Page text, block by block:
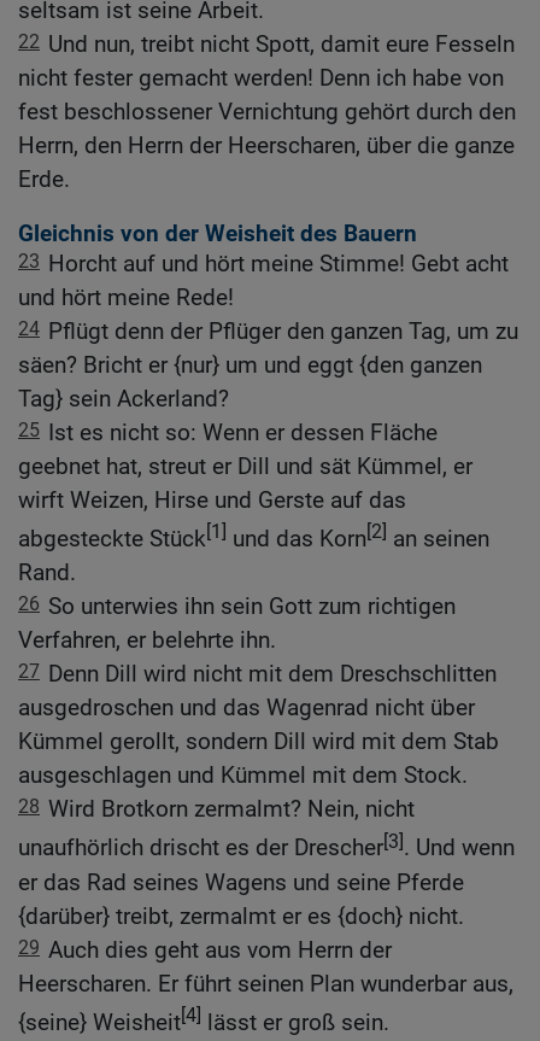
seltsam ist seine Arbeit.
22 Und nun, treibt nicht Spott, damit eure Fesseln
nicht fester gemacht werden! Denn ich habe von
fest beschlossener Vernichtung gehört durch den
Herrn, den Herrn der Heerscharen, über die ganze
Erde.
Gleichnis von der Weisheit des Bauern
23 Horcht auf und hört meine Stimme! Gebt acht
und hört meine Rede!
24 Pflügt denn der Pflüger den ganzen Tag, um zu
säen? Bricht er {nur} um und eggt {den ganzen
Tag} sein Ackerland?
25 Ist es nicht so: Wenn er dessen Fläche
geebnet hat, streut er Dill und sät Kümmel, er
wirft Weizen, Hirse und Gerste auf das
abgesteckte Stück[1] und das Korn[2] an seinen
Rand.
26 So unterwies ihn sein Gott zum richtigen
Verfahren, er belehrte ihn.
27 Denn Dill wird nicht mit dem Dreschschlitten
ausgedroschen und das Wagenrad nicht über
Kümmel gerollt, sondern Dill wird mit dem Stab
ausgeschlagen und Kümmel mit dem Stock.
28 Wird Brotkorn zermalmt? Nein, nicht
unaufhörlich drischt es der Drescher[3]. Und wenn
er das Rad seines Wagens und seine Pferde
{darüber} treibt, zermalmt er es {doch} nicht.
29 Auch dies geht aus vom Herrn der
Heerscharen. Er führt seinen Plan wunderbar aus,
{seine} Weisheit[4] lässt er groß sein.